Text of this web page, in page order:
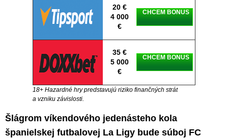
20 €
4 000
€
CHCEM BONUS
35 €
5 000
€
CHCEM BONUS
18+ Hazardné hry predstavujú riziko finančných strát
a vzniku závislosti.
Šlágrom víkendového jedenásteho kola
španielskej futbalovej La Ligy bude súboj FC